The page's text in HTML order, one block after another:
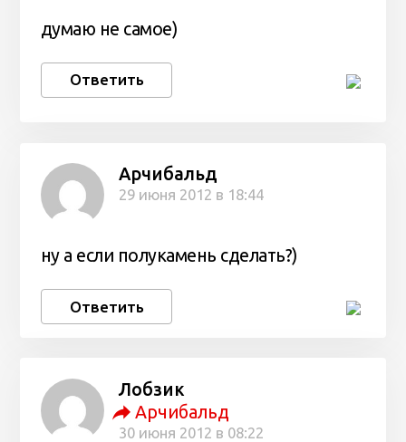
думаю не самое)
Ответить
Арчибальд
29 июня 2012 в 18:44
ну а если полукамень сделать?)
Ответить
Лобзик
Арчибальд
30 июня 2012 в 08:22